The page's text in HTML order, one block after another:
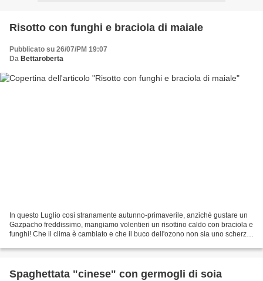
Risotto con funghi e braciola di maiale
Pubblicato su 26/07/PM 19:07
Da Bettaroberta
In questo Luglio così stranamente autunno-primaverile, anziché gustare un
Gazpacho freddissimo, mangiamo volentieri un risottino caldo con braciola e
funghi! Che il clima è cambiato e che il buco dell'ozono non sia uno scherzo,
Spaghettata "cinese" con germogli di soia